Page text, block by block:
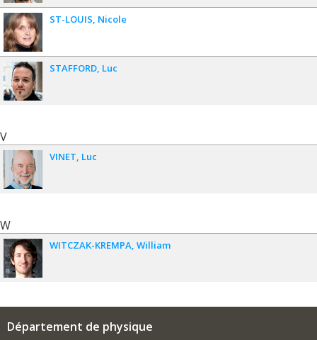
ST-LOUIS Nicole
STAFFORD Luc
V
VINET Luc
W
WITCZAK-KREMPA William
Département de physique